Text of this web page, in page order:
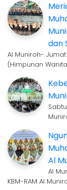
dan
Al Muniroh- Jumat
(Himpunan
Al
Al
KBM-RAM Al